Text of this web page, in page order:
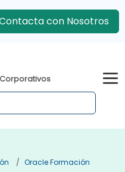
con Nosotros
Oracle Formación